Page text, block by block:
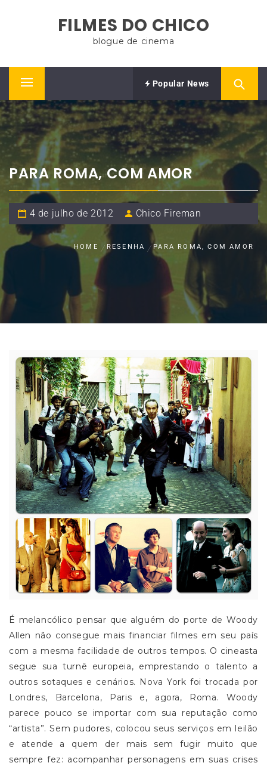
FILMES DO CHICO
blogue de cinema
Primary
Menu
Popular News
PARA ROMA, COM AMOR
4 de julho de 2012 Chico Fireman
HOME RESENHA PARA ROMA, COM AMOR
É melancólico pensar que alguém do porte de Woody
Allen não consegue mais financiar filmes em seu país
com a mesma facilidade de outros tempos. O cineasta
segue sua turnê europeia, emprestando o talento a
outros sotaques e cenários. Nova York foi trocada por
Londres, Barcelona, Paris e, agora, Roma. Woody
parece pouco se importar com sua reputação como
“artista”. Sem pudores, colocou seus serviços em leilão
e atende a quem der mais sem fugir muito que
sempre fez: acompanhar personagens em suas crises